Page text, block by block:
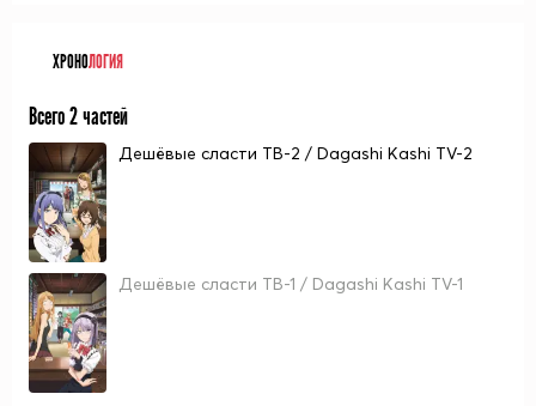
ХРОНОЛОГИЯ
Всего 2 частей
Дешёвые сласти ТВ-2 / Dagashi Kashi TV-2
Дешёвые сласти ТВ-1 / Dagashi Kashi TV-1